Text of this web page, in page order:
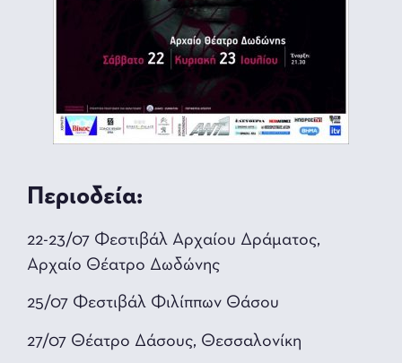
Περιοδεία:
22-23/07 Φεστιβάλ Αρχαίου Δράματος,
Αρχαίο Θέατρο Δωδώνης
25/07 Φεστιβάλ Φιλίππων Θάσου
27/07 Θέατρο Δάσους, Θεσσαλονίκη